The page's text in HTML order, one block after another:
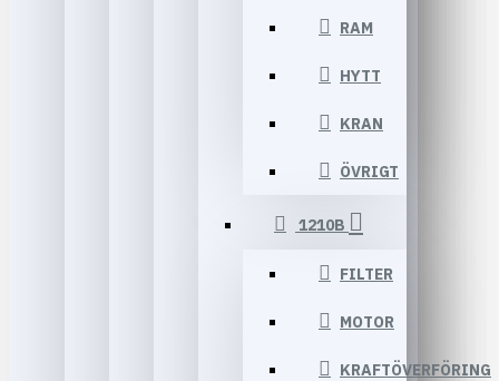
RAM
HYTT
KRAN
ÖVRIGT
1210B
FILTER
MOTOR
KRAFTÖVERFÖRING